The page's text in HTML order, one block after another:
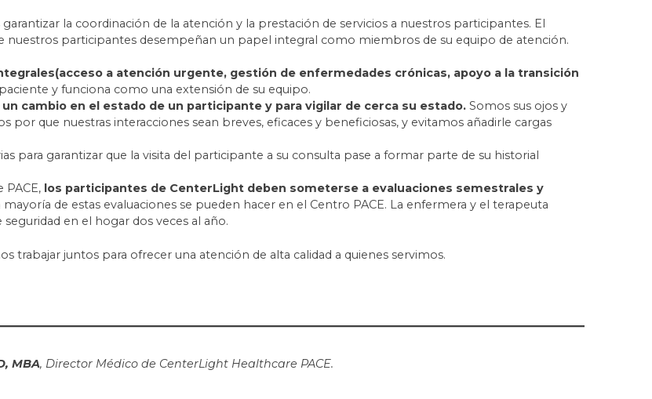
la coordinación de la atención y la prestación de servicios a nuestros participantes. El
participantes desempeñan un papel integral como miembros de su equipo de atención.
(acceso a atención urgente, gestión de enfermedades crónicas, apoyo a la transición
paciente y funciona como una extensión de su equipo.
cambio en el estado de un participante y para vigilar de cerca su estado.Somos sus ojos y
por que nuestras interacciones sean breves, eficaces y beneficiosas, y evitamos añadirle cargas
para garantizar que la visita del participante a su consulta pase a formar parte de su historial
los participantes de CenterLight deben someterse a evaluaciones semestrales y
de estas evaluaciones se pueden hacer en el Centro PACE. La enfermera y el terapeuta
en el hogar dos veces al año.
juntos para ofrecer una atención de alta calidad a quienes servimos.
MBA, Director Médico de CenterLight Healthcare PACE.